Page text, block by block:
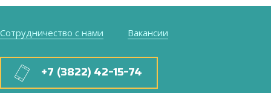
Сотрудничество с нами Вакансии
+7 (3822) 42-15-74